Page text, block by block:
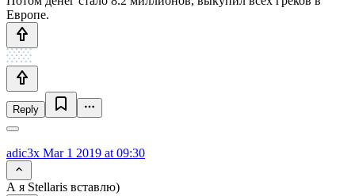
Европе.
Reply
adic3x Mar 1 2019 at 09:30
А я Stellaris вставлю)